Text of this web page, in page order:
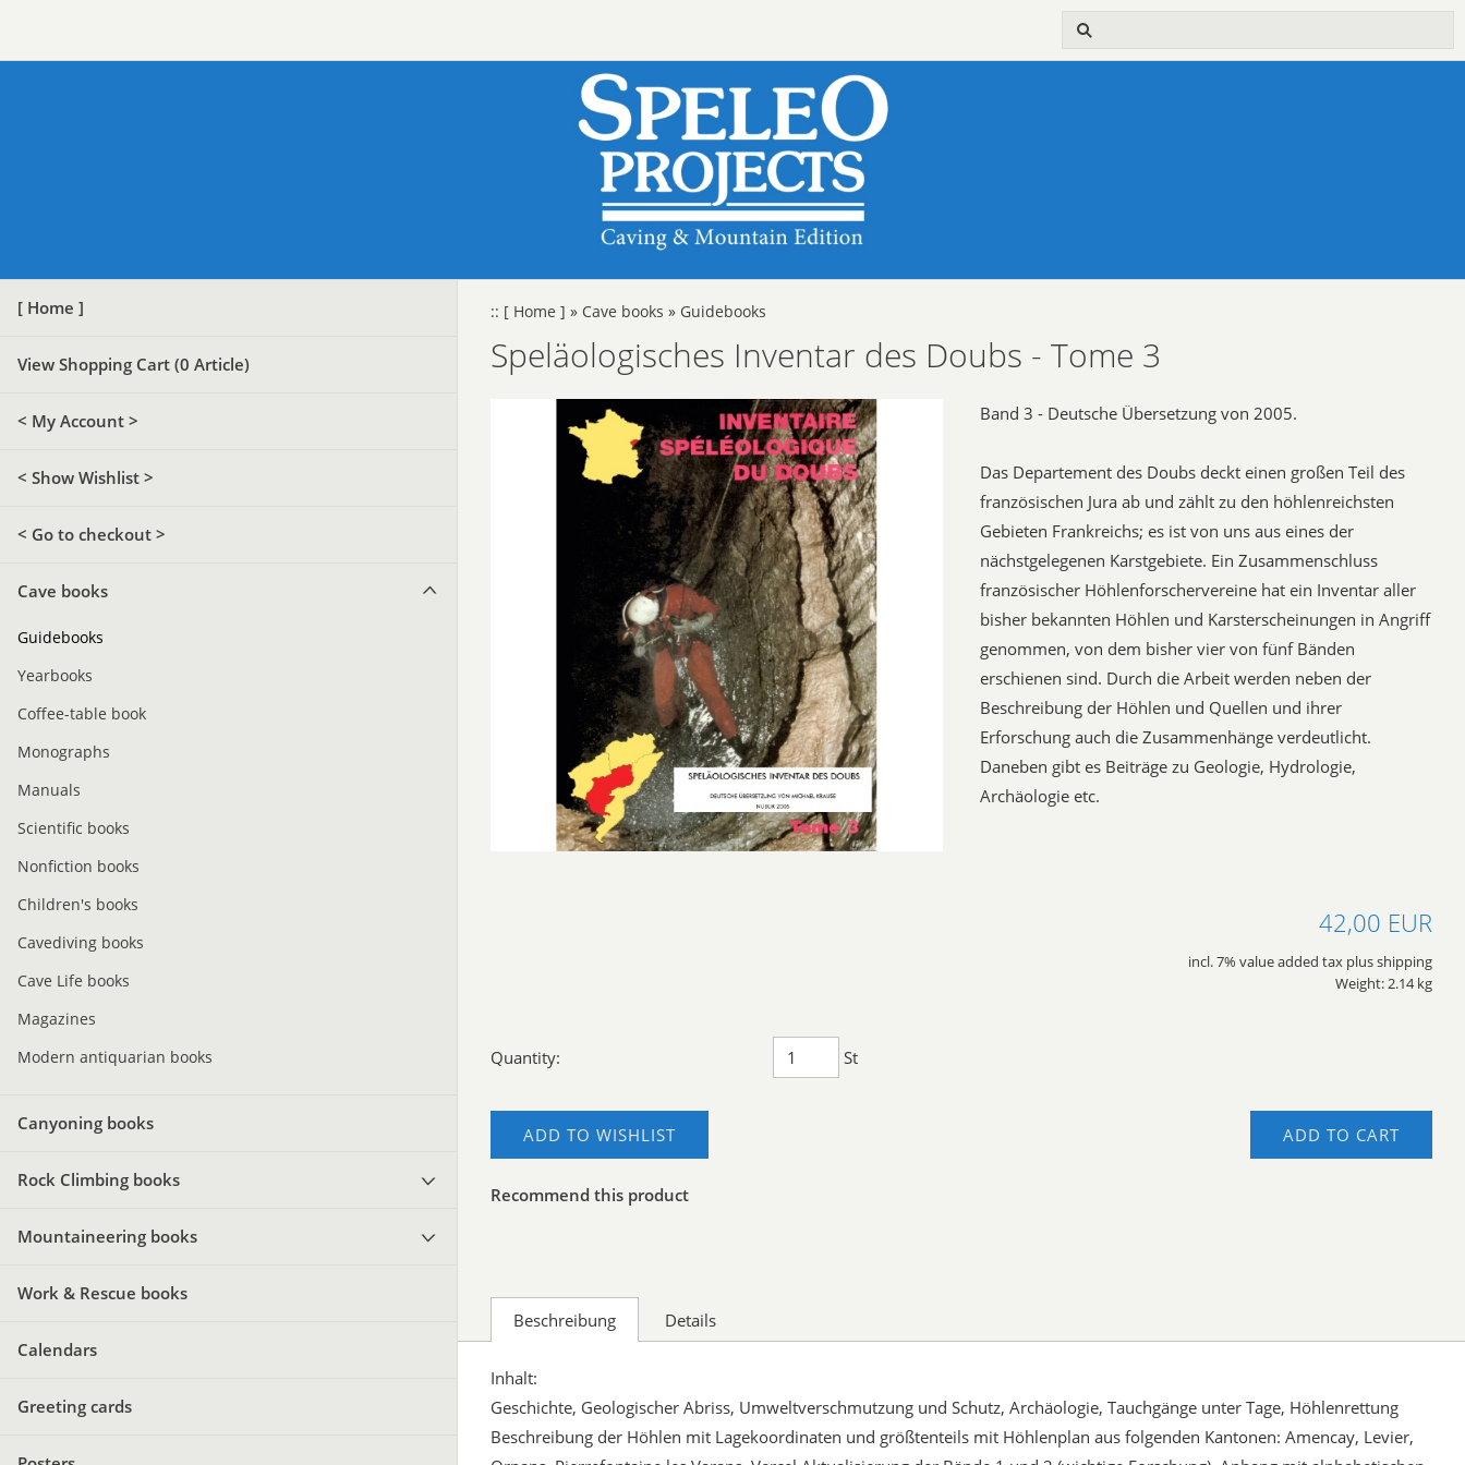
[ Home ]
View Shopping Cart (0 Article)
< My Account >
< Show Wishlist >
< Go to checkout >
Cave books
Guidebooks
Yearbooks
Coffee-table book
Monographs
Manuals
Scientific books
Nonfiction books
Children's books
Cavediving books
Cave Life books
Magazines
Modern antiquarian books
Canyoning books
Rock Climbing books
Mountaineering books
Work & Rescue books
Calendars
Greeting cards
:: [ Home ] » Cave books » Guidebooks
Speläologisches Inventar des Doubs - Tome 3
Band 3 - Deutsche Übersetzung von 2005.
Das Departement des Doubs deckt einen großen Teil des
französischen Jura ab und zählt zu den höhlenreichsten
Gebieten Frankreichs; es ist von uns aus eines der
nächstgelegenen Karstgebiete. Ein Zusammenschluss
französischer Höhlenforschervereine hat ein Inventar aller
bisher bekannten Höhlen und Karsterscheinungen in Angriff
genommen, von dem bisher vier von fünf Bänden
erschienen sind. Durch die Arbeit werden neben der
Beschreibung der Höhlen und Quellen und ihrer
Erforschung auch die Zusammenhänge verdeutlicht.
Daneben gibt es Beiträge zu Geologie, Hydrologie,
Archäologie etc.
42,00 EUR
incl. 7% value added tax plus shipping
Weight: 2.14 kg
Quantity: St
ADD TO CART
ADD TO WISHLIST
Recommend this product
Beschreibung Details
Inhalt:
Geschichte, Geologischer Abriss, Umweltverschmutzung und Schutz, Archäologie, Tauchgänge unter Tage, Höhlenrettung
Beschreibung der Höhlen mit Lagekoordinaten und größtenteils mit Höhlenplan aus folgenden Kantonen: Amencay, Levier,